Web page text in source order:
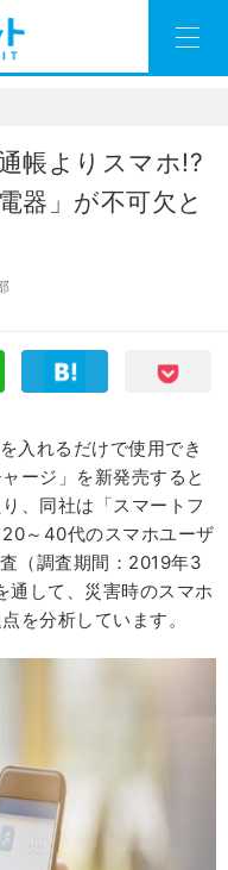
帳よりスマホ!?
器」が不可欠と
入れるだけで使用でき
ージ」を新発売すると
、同社は「スマートフ
～40代のスマホユーザ
（調査期間：2019年3
通して、災害時のスマホ
を分析しています。